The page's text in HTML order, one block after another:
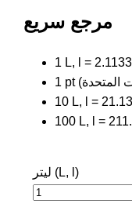
مرجع سريع
ليتر (L, l)